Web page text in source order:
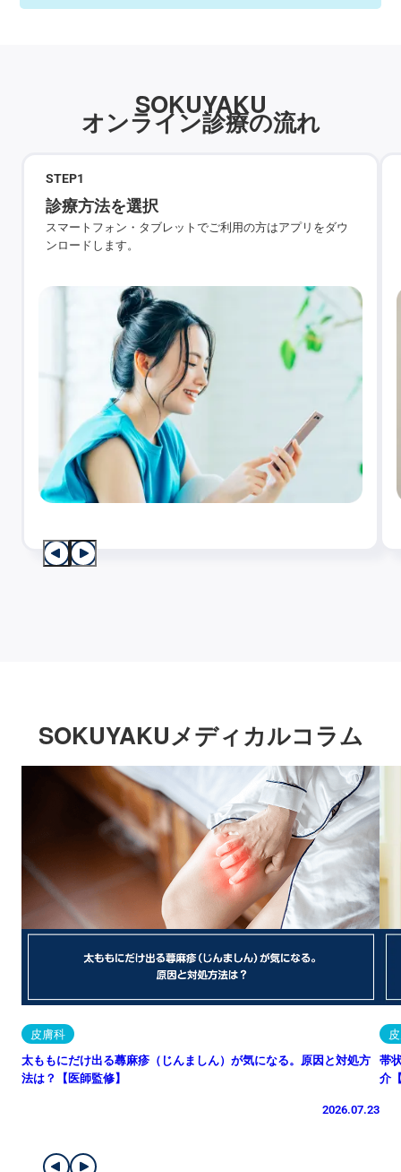
SOKUYAKU
オンライン診療の流れ
STEP1
診療方法を選択
スマートフォン・タブレットでご利用の方はアプリをダウ
ンロードします。
SOKUYAKUメディカルコラム
皮膚科
太ももにだけ出る蕁麻疹（じんましん）が気になる。原因と対処方
法は？【医師監修】
2026.07.23
帯
介